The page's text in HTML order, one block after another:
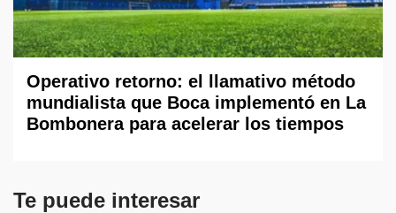
Operativo retorno: el llamativo método
mundialista que Boca implementó en La
Bombonera para acelerar los tiempos
Te puede interesar